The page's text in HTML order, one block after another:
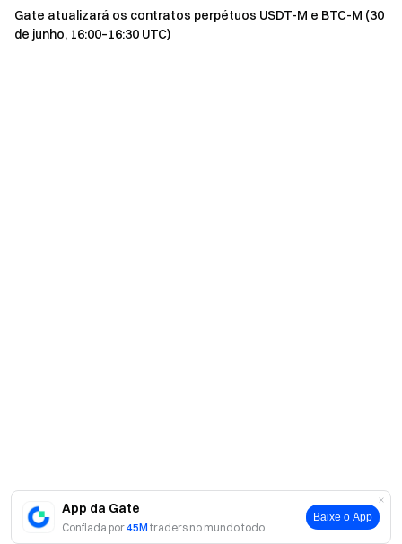
App da Gate
Confiada por45M traders no mundo todo
Baixe o App
Gate atualizará os contratos perpétuos USDT-M e BTC-M (30
de junho, 16:00–16:30 UTC)